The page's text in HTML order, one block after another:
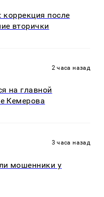
после
вторички
2 часа назад
на главной
Кемерова
3 часа назад
мошенники у